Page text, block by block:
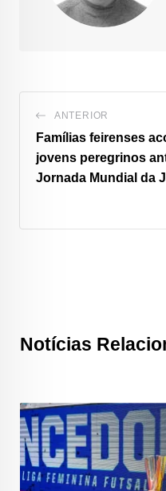
ANTERIOR
Famílias feirenses
jovens peregrinos
Jornada Mundial da
Notícias